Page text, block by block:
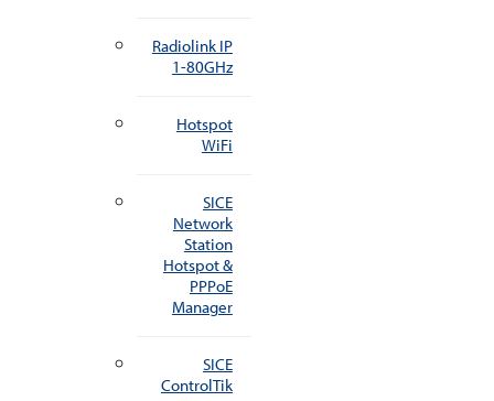
Radiolink IP
1-80GHz
Hotspot
WiFi
SICE
Network
Station
Hotspot &
PPPoE
Manager
SICE
ControlTik